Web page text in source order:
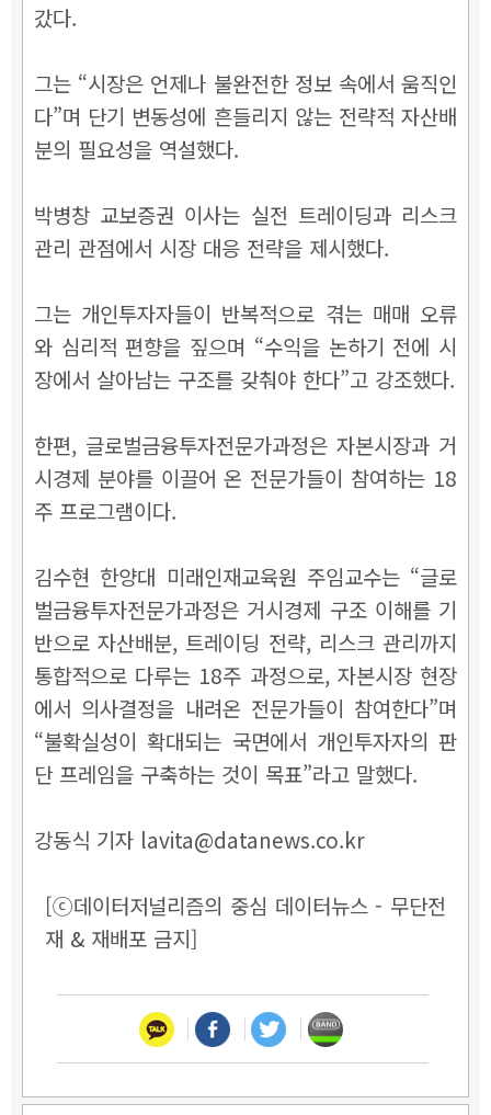
갔다.
그는 “시장은 언제나 불완전한 정보 속에서 움직인
다”며 단기 변동성에 흔들리지 않는 전략적 자산배
분의 필요성을 역설했다.
박병창 교보증권 이사는 실전 트레이딩과 리스크
관리 관점에서 시장 대응 전략을 제시했다.
그는 개인투자자들이 반복적으로 겪는 매매 오류
와 심리적 편향을 짚으며 “수익을 논하기 전에 시
장에서 살아남는 구조를 갖춰야 한다”고 강조했다.
한편, 글로벌금융투자전문가과정은 자본시장과 거
시경제 분야를 이끌어 온 전문가들이 참여하는 18
주 프로그램이다.
김수현 한양대 미래인재교육원 주임교수는 “글로
벌금융투자전문가과정은 거시경제 구조 이해를 기
반으로 자산배분, 트레이딩 전략, 리스크 관리까지
통합적으로 다루는 18주 과정으로, 자본시장 현장
에서 의사결정을 내려온 전문가들이 참여한다”며
“불확실성이 확대되는 국면에서 개인투자자의 판
단 프레임을 구축하는 것이 목표”라고 말했다.
강동식 기자 lavita@datanews.co.kr
[ⓒ데이터저널리즘의 중심 데이터뉴스 - 무단전
재 & 재배포 금지]